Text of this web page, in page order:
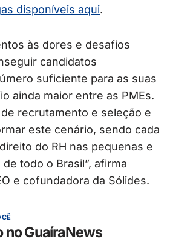
disponíveis aqui.
às dores e desafios
candidatos
suficiente para as suas
ainda maior entre as PMEs.
recrutamento e seleção e
este cenário, sendo cada
do RH nas pequenas e
todo o Brasil”, afirma
e cofundadora da Sólides.
no GuaíraNews